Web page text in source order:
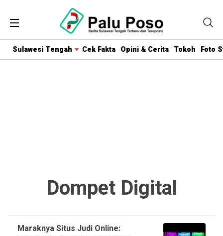
Sulawesi Tengah Cek Fakta Opini & Cerita Tokoh Foto
Dompet Digital
Maraknya Situs Judi Online: